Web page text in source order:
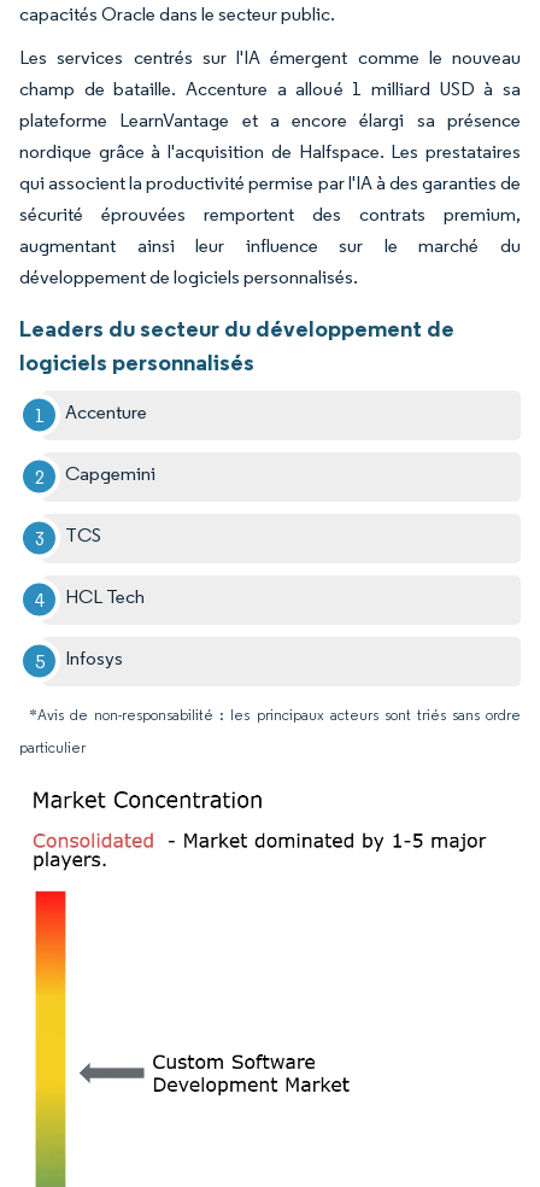
capacités Oracle dans le secteur public.
Les services centrés sur l'IA émergent comme le nouveau
champ de bataille. Accenture a alloué 1 milliard USD à sa
plateforme LearnVantage et a encore élargi sa présence
nordique grâce à l'acquisition de Halfspace. Les prestataires
qui associent la productivité permise par l'IA à des garanties de
sécurité éprouvées remportent des contrats premium,
augmentant ainsi leur influence sur le marché du
développement de logiciels personnalisés.
Leaders du secteur du développement de
logiciels personnalisés
Accenture
Capgemini
TCS
HCL Tech
Infosys
*Avis de non-responsabilité : les principaux acteurs sont triés sans ordre
particulier